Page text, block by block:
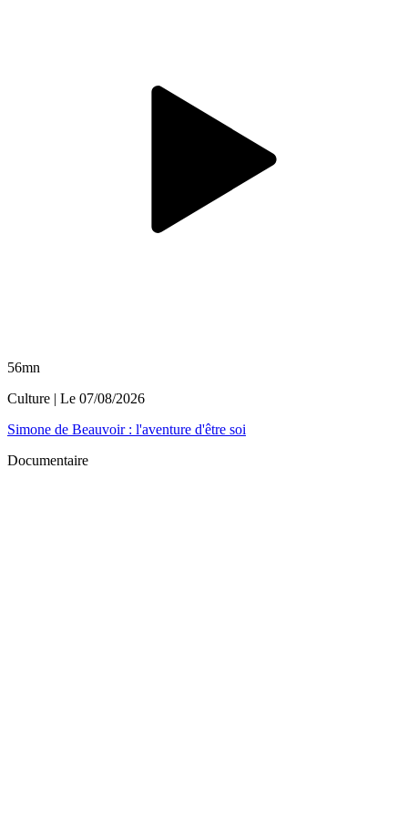
56mn
Culture | Le 07/08/2026
Simone de Beauvoir : l'aventure d'être soi
Documentaire